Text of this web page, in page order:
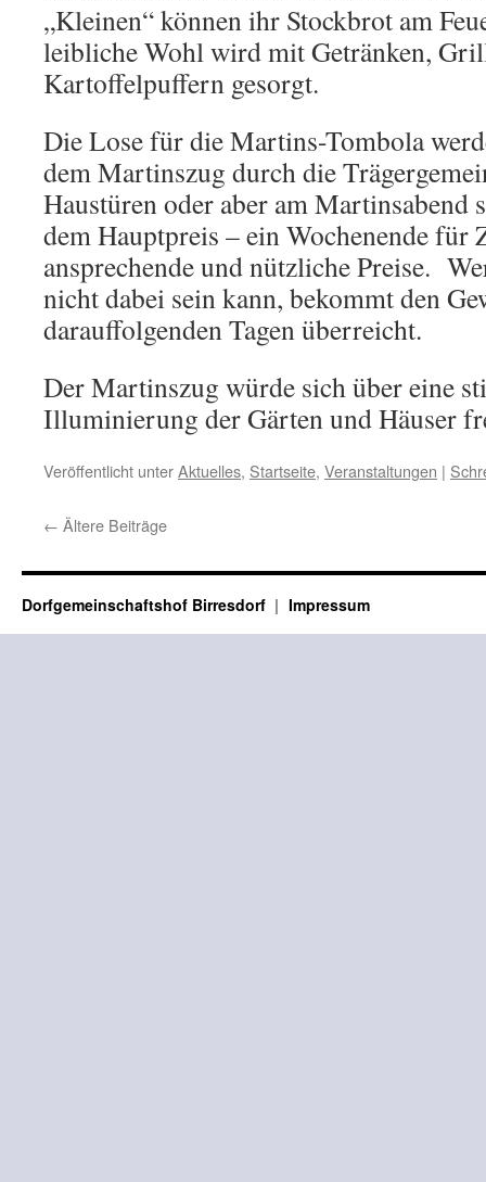
„Kleinen“ können ihr Stockbrot am
leibliche Wohl wird mit Getränken,
Kartoffelpuffern gesorgt.
Die Lose für die Martins-Tombola
dem Martinszug durch die
Haustüren oder aber am Martinsabend
dem Hauptpreis – ein Wochenende für
ansprechende und nützliche Preise.
nicht dabei sein kann, bekommt den
darauffolgenden Tagen überreicht.
Der Martinszug würde sich über eine
Illuminierung der Gärten und Häuser
Veröffentlicht unterAktuelles, Startseite, Veranstaltungen |
← Ältere Beiträge
Dorfgemeinschaftshof Birresdorf Impressum